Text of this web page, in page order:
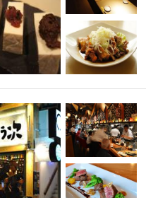
3000円台コース
ピザ 焼酎
アサヒスーパードライ
県庁前
大部屋50名以上～
オリオン
ハッピーアワー
アグー豚
キリン一番搾り
エビ カレー
アレルギー対応可能
牧志駅周辺
ダイエット中におススメ
沖縄
ソファー
激辛料理 石垣牛
ファーストフード
スペシャル